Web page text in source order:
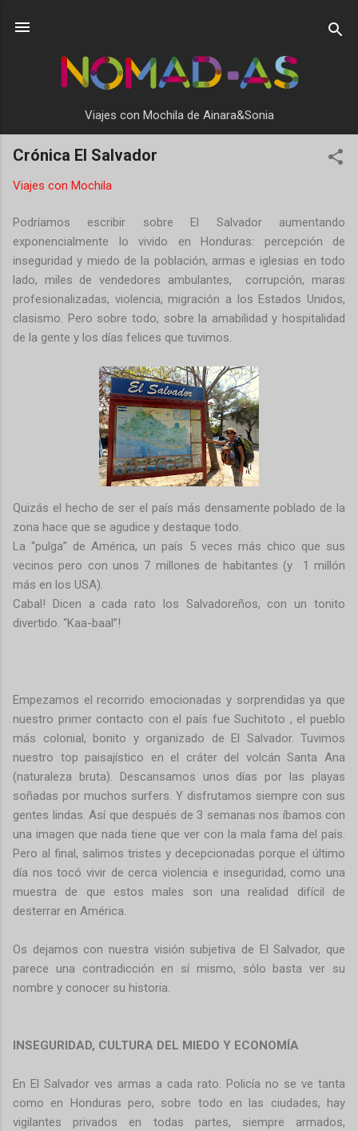
Viajes con Mochila de Ainara&Sonia
Crónica El Salvador
Viajes con Mochila
Podríamos escribir sobre El Salvador aumentando
exponencialmente lo vivido en Honduras: percepción de
inseguridad y miedo de la población, armas e iglesias en todo
lado, miles de vendedores ambulantes, corrupción, maras
profesionalizadas, violencia, migración a los Estados Unidos,
clasismo. Pero sobre todo, sobre la amabilidad y hospitalidad
de la gente y los días felices que tuvimos.
Quizás el hecho de ser el país más densamente poblado de la
zona hace que se agudice y destaque todo.
La “pulga” de América, un país 5 veces más chico que sus
vecinos pero con unos 7 millones de habitantes (y 1 millón
más en los USA).
Cabal! Dicen a cada rato los Salvadoreños, con un tonito
divertido. “Kaa-baal”!
Empezamos el recorrido emocionadas y sorprendidas ya que
nuestro primer contacto con el país fue Suchitoto , el pueblo
más colonial, bonito y organizado de El Salvador. Tuvimos
nuestro top paisajístico en el cráter del volcán Santa Ana
(naturaleza bruta). Descansamos unos días por las playas
soñadas por muchos surfers. Y disfrutamos siempre con sus
gentes lindas. Así que después de 3 semanas nos íbamos con
una imagen que nada tiene que ver con la mala fama del país.
Pero al final, salimos tristes y decepcionadas porque el último
día nos tocó vivir de cerca violencia e inseguridad, como una
muestra de que estos males son una realidad difícil de
desterrar en América.
Os dejamos con nuestra visión subjetiva de El Salvador, que
parece una contradicción en sí mismo, sólo basta ver su
nombre y conocer su historia.
INSEGURIDAD, CULTURA DEL MIEDO Y ECONOMÍA
En El Salvador ves armas a cada rato. Policía no se ve tanta
como en Honduras pero, sobre todo en las ciudades, hay
vigilantes privados en todas partes, siempre armados,